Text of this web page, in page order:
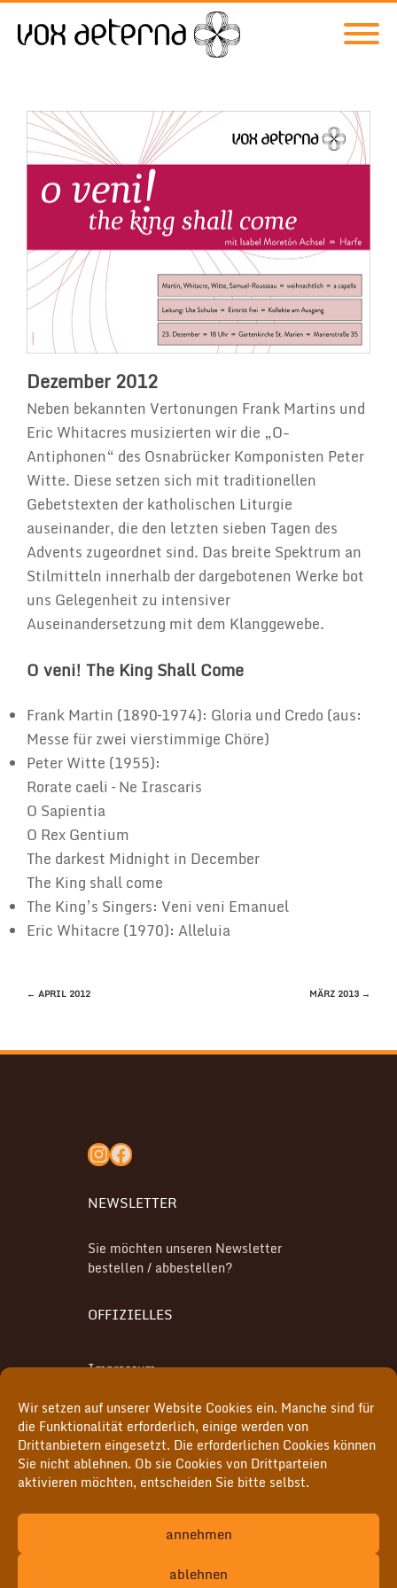
Wir setzen auf unserer Website Cookies ein. Manche sind für
die Funktionalität erforderlich, einige werden von
Drittanbietern eingesetzt. Die erforderlichen Cookies können
Sie nicht ablehnen. Ob sie Cookies von Drittparteien
aktivieren möchten, entscheiden Sie bitte selbst.
annehmen
ablehnen
Dezember 2012
Neben bekannten Vertonungen Frank Martins und
Eric Whitacres musizierten wir die „O-
Antiphonen“ des Osnabrücker Komponisten Peter
Witte. Diese setzen sich mit traditionellen
Gebetstexten der katholischen Liturgie
auseinander, die den letzten sieben Tagen des
Advents zugeordnet sind. Das breite Spektrum an
Stilmitteln innerhalb der dargebotenen Werke bot
uns Gelegenheit zu intensiver
Auseinandersetzung mit dem Klanggewebe.
O veni! The King Shall Come
Frank Martin (1890–1974): Gloria und Credo (aus:
Messe für zwei vierstimmige Chöre)
Peter Witte (1955):
Rorate caeli – Ne Irascaris
O Sapientia
O Rex Gentium
The darkest Midnight in December
The King shall come
The King’s Singers: Veni veni Emanuel
Eric Whitacre (1970): Alleluia
BEITRAGSNAVIGATION
← APRIL 2012 MÄRZ 2013 →
Instagram
Facebook
NEWSLETTER
Sie möchten unseren Newsletter
bestellen / abbestellen?
OFFIZIELLES
Impressum
Datenschutz
Cookie-Richtlinie (EU)